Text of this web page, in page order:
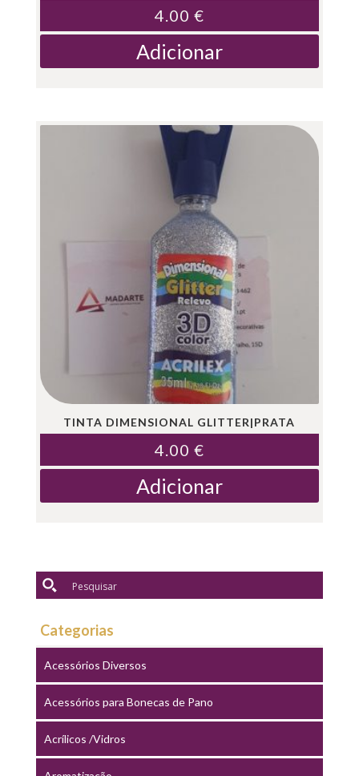
4.00 €
Adicionar
TINTA DIMENSIONAL GLITTER|PRATA
4.00 €
Adicionar
Categorias
Acessórios Diversos
Acessórios para Bonecas de Pano
Acrílicos /Vidros